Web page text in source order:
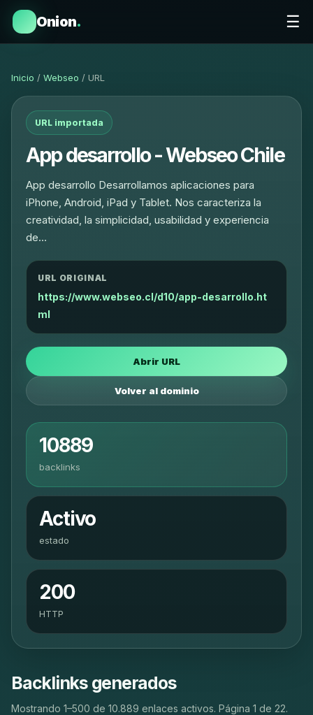
Onion. ☰
Inicio / Webseo / URL
URL importada
App desarrollo - Webseo Chile
App desarrollo Desarrollamos aplicaciones para
iPhone, Android, iPad y Tablet. Nos caracteriza la
creatividad, la simplicidad, usabilidad y experiencia
de…
URL ORIGINAL
https://www.webseo.cl/d10/app-desarrollo.ht
ml
Abrir URL
Volver al dominio
10889
backlinks
Activo
estado
200
HTTP
Backlinks generados
Mostrando 1–500 de 10.889 enlaces activos. Página 1 de 22.